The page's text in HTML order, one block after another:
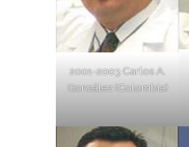
2001-2003 Carlos A.
González (Colombia)